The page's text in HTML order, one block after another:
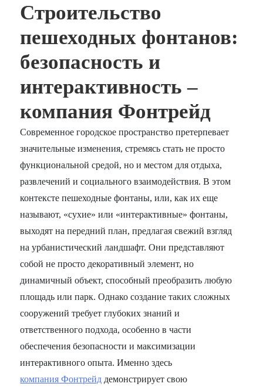
Строительство
пешеходных фонтанов:
безопасность и
интерактивность –
компания Фонтрейд
Современное городское пространство претерпевает
значительные изменения, стремясь стать не просто
функциональной средой, но и местом для отдыха,
развлечений и социального взаимодействия. В этом
контексте пешеходные фонтаны, или, как их еще
называют, «сухие» или «интерактивные» фонтаны,
выходят на передний план, предлагая свежий взгляд
на урбанистический ландшафт. Они представляют
собой не просто декоративный элемент, но
динамичный объект, способный преобразить любую
площадь или парк. Однако создание таких сложных
сооружений требует глубоких знаний и
ответственного подхода, особенно в части
обеспечения безопасности и максимизации
интерактивного опыта. Именно здесь
компания Фонтрейд демонстрирует свою